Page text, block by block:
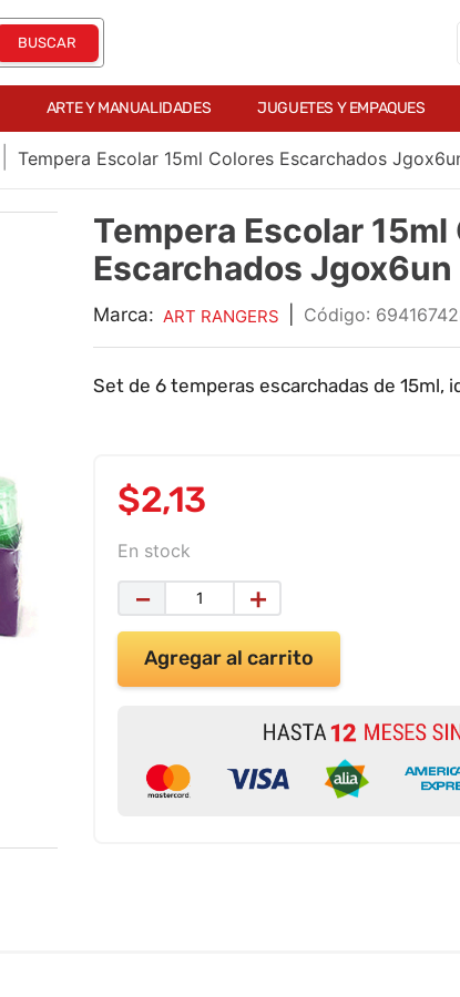
ARTE Y MANUALIDADES JUGUETES Y EMPAQUES
Tempera Escolar 15ml Colores Escarchados
Tempera Escolar 15ml
Escarchados
Marca: ART RANGERS :
Set de 6 temperas escarchadas de 15ml,
$2,13
En stock
＋
－
Agregar al carrito